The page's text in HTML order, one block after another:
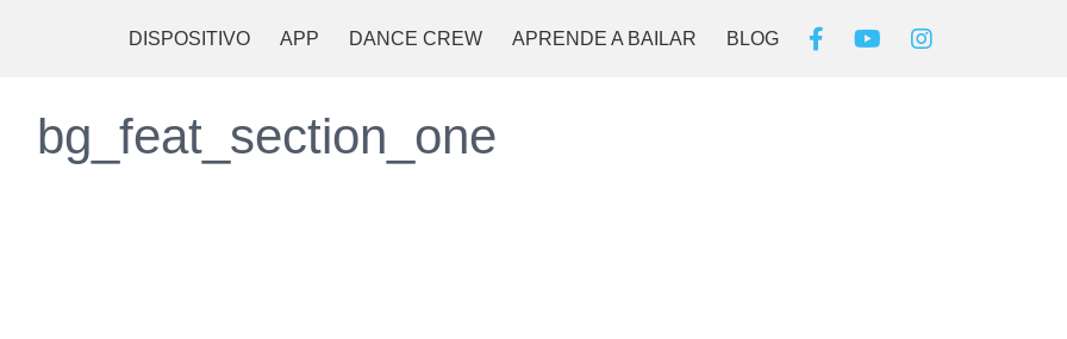
DISPOSITIVO APP DANCE CREW APRENDE A BAILAR BLOG
bg_feat_section_one